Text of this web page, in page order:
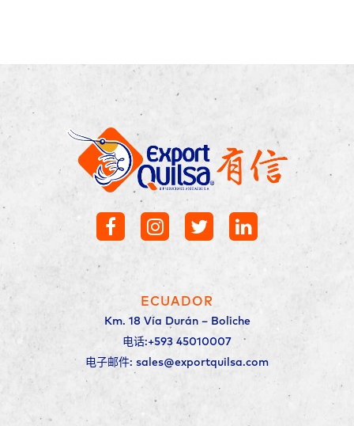
ECUADOR
Km. 18 Vía Durán – Boliche
电话:+593 45010007
电子邮件: sales@exportquilsa.com